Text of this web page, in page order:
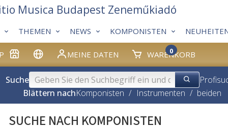
MEINE DATEN WARENKORB
0
THEMEN NEWS KOMPONISTEN
Musica Budapest Zeneműkiadó
Suche
Blättern nachKomponisten / Instrumenten / beiden
SUCHE NACH KOMPONISTEN